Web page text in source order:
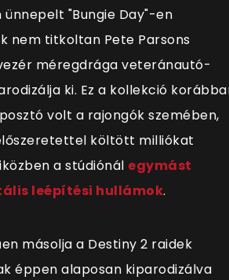
"Bungie Day"-en
nem titkoltan Pete Parsons
méregdrága veteránautó-
ki. Ez a kollekció
volt a rajongók szemében,
költött milliókat
a stúdiónál egymást
leépítési hullámok.
másolja a Destiny 2 raidek
éppen alaposan kiparodizálva